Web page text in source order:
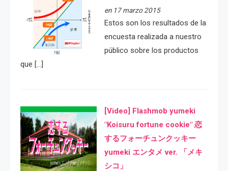
en 17 marzo 2015
Estos son los resultados de la
encuesta realizada a nuestro
público sobre los productos
que […]
[Video] Flashmob yumeki
"Koisuru fortune cookie" 恋
するフォーチュンクッキー
yumeki エンタメ ver. 「メキ
シコ」